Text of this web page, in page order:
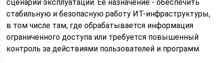
сценарии эксплуатации. Её назначение - обеспечить
стабильную и безопасную работу ИТ-инфраструктуры,
в том числе там, где обрабатывается информация
ограниченного доступа или требуется повышенный
контроль за действиями пользователей и программ.